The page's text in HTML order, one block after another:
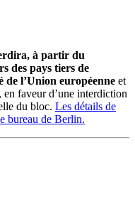
à partir du
des pays tiers de
de l’Union européenne et
en faveur d’une interdiction
du bloc. Les détails de
bureau de Berlin.